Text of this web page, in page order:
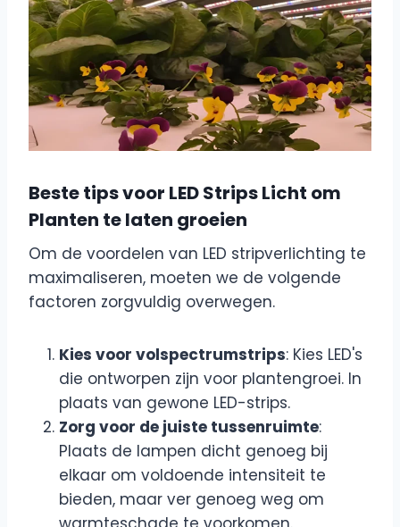
Beste tips voor LED Strips Licht om
Planten te laten groeien
Om de voordelen van LED stripverlichting te
maximaliseren, moeten we de volgende
factoren zorgvuldig overwegen.
Kies voor volspectrumstrips: Kies LED's
die ontworpen zijn voor plantengroei. In
plaats van gewone LED-strips.
Zorg voor de juiste tussenruimte:
Plaats de lampen dicht genoeg bij
elkaar om voldoende intensiteit te
bieden, maar ver genoeg weg om